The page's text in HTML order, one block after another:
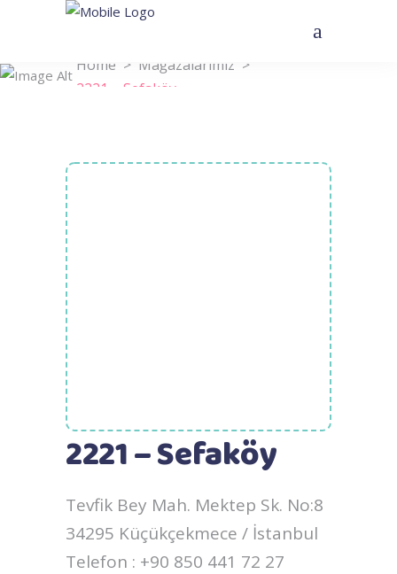
Home > Mağazalarımız >
2221 – Sefaköy
2221 – Sefaköy
Tevfik Bey Mah. Mektep Sk. No:8
34295 Küçükçekmece / İstanbul
Telefon : +90 850 441 72 27